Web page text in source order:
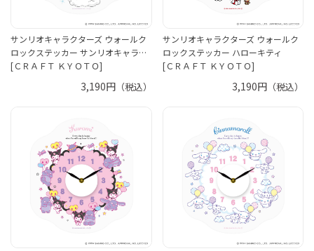
サンリオキャラクターズ ウォールク
ロックステッカー サンリオキャラ…
[ＣＲＡＦＴ ＫＹＯＴＯ]
3,190円（税込）
サンリオキャラクターズ ウォールク
ロックステッカー ハローキティ
[ＣＲＡＦＴ ＫＹＯＴＯ]
3,190円 （税込）